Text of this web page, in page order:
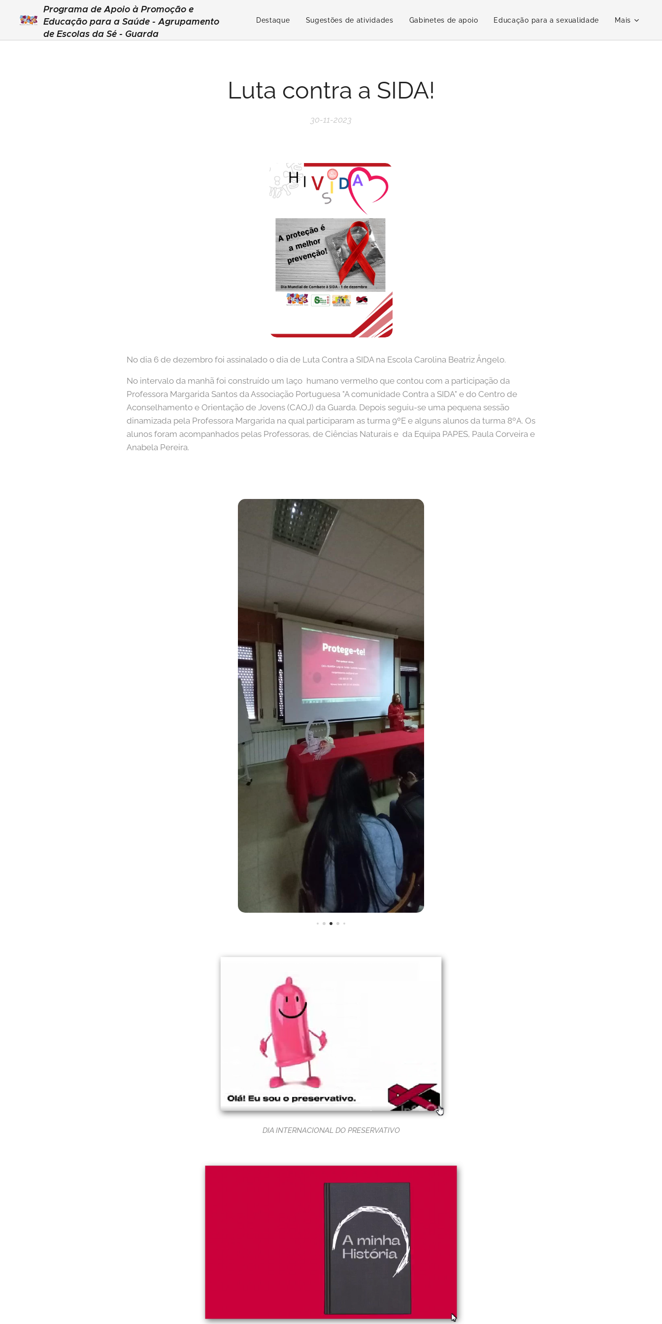
Programa de Apoio à Promoção e
Educação para a Saúde - Agrupamento
de Escolas da Sé - Guarda
Destaque Sugestões de atividades Gabinetes de apoio Educação para a sexualidade Mais
Luta contra a SIDA!
30-11-2023
No dia 6 de dezembro foi assinalado o dia de Luta Contra a SIDA na Escola Carolina Beatriz Ângelo.
No intervalo da manhã foi construído um laço humano vermelho que contou com a participação da
Professora Margarida Santos da Associação Portuguesa "A comunidade Contra a SIDA" e do Centro de
Aconselhamento e Orientação de Jovens (CAOJ) da Guarda. Depois seguiu-se uma pequena sessão
dinamizada pela Professora Margarida na qual participaram as turma 9ºE e alguns alunos da turma 8ºA. Os
alunos foram acompanhados pelas Professoras, de Ciências Naturais e da Equipa PAPES, Paula Corveira e
Anabela Pereira.
DIA INTERNACIONAL DO PRESERVATIVO